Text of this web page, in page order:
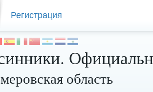
Регистрация
область